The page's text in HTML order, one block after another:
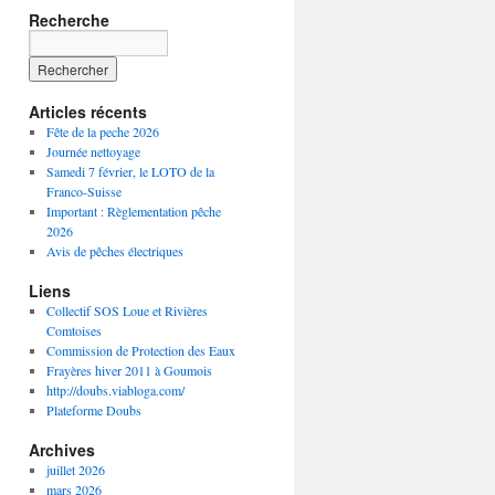
Recherche
Articles récents
Fête de la peche 2026
Journée nettoyage
Samedi 7 février, le LOTO de la
Franco-Suisse
Important : Règlementation pêche
2026
Avis de pêches électriques
Liens
Collectif SOS Loue et Rivières
Comtoises
Commission de Protection des Eaux
Frayères hiver 2011 à Goumois
http://doubs.viabloga.com/
Plateforme Doubs
Archives
juillet 2026
mars 2026